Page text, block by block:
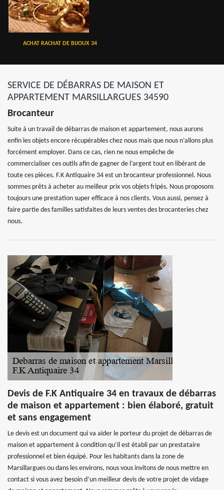
ACHAT RACHAT DE BIJOUX 34
SERVICE DE DÉBARRAS DE MAISON ET
APPARTEMENT MARSILLARGUES 34590
Brocanteur
Suite à un travail de débarras de maison et appartement, nous aurons
enfin les objets encore récupérables chez nous mais que nous n’allons plus
forcément employer. Dans ce cas, rien ne nous empêche de
commercialiser ces outils afin de gagner de l’argent tout en libérant de
toute ces pièces. F.K Antiquaire 34 est un brocanteur professionnel. Nous
sommes prêts à acheter au meilleur prix vos objets fripés. Nous proposons
toujours une prestation super efficace à nos clients. Vous aussi, pensez à
faire partie des familles satisfaites de leurs ventes des brocanteries chez
nous.
Devis de F.K Antiquaire 34 en travaux de débarras
de maison et appartement : bien élaboré, gratuit
et sans engagement
Le devis est un document qui va aider le porteur du projet de débarras de
maison et appartement à condition qu’il est établi par un prestataire
professionnel et bien équipé. Pour les habitants dans la zone de
Marsillargues ou dans les environs, nous vous invitons de nous mettre en
contact si vous avez besoin d’un meilleur devis de votre projet de vidage